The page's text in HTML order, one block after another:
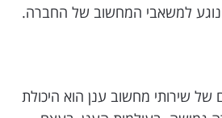
למשאבי המחשוב של החברה.
של שירותי מחשוב ענן הוא היכולת